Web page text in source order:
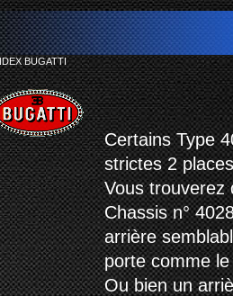
BUGATTI
Certains Type
strictes 2
Vous trouverez
Chassis n°
arrière
porte comme
Ou bien un